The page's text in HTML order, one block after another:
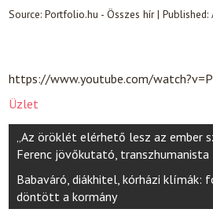
Source:Portfolio.hu - Összes hír|Published:
https://www.youtube.com/
Üzlet
Post
navigation
„Az öröklét elérhető lesz az ember
Ferenc jövőkutató, transzhumanista
Babaváró, diákhitel, kórházi klímák:
döntött a kormány